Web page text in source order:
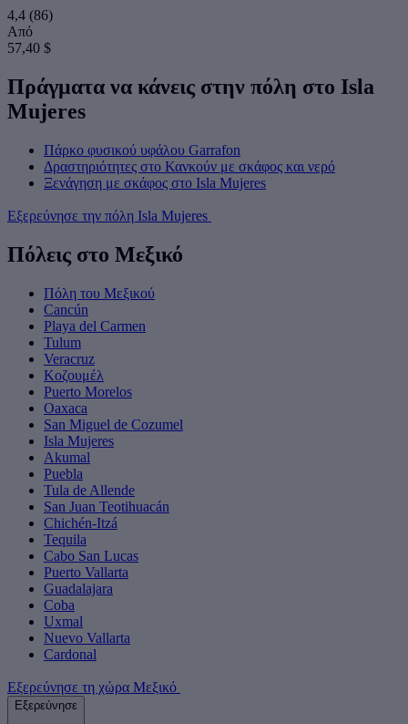
4,4 (86)
Από
57,40 $
Πράγματα να κάνεις στην πόλη στο Isla
Mujeres
Πάρκο φυσικού υφάλου Garrafon
Δραστηριότητες στο Κανκούν με σκάφος και νερό
Ξενάγηση με σκάφος στο Isla Mujeres
Εξερεύνησε την πόλη Isla Mujeres
Πόλεις στο Μεξικό
Πόλη του Μεξικού
Cancún
Playa del Carmen
Tulum
Veracruz
Κοζουμέλ
Puerto Morelos
Oaxaca
San Miguel de Cozumel
Isla Mujeres
Akumal
Puebla
Tula de Allende
San Juan Teotihuacán
Chichén-Itzá
Tequila
Cabo San Lucas
Puerto Vallarta
Guadalajara
Coba
Uxmal
Nuevo Vallarta
Cardonal
Εξερεύνησε τη χώρα Μεξικό
Εξερεύνησε